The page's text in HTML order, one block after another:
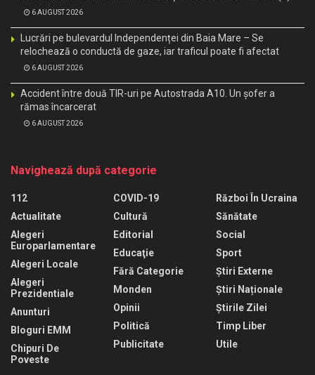
6 AUGUST 2026
Lucrări pe bulevardul Independenței din Baia Mare – Se
relochează o conductă de gaze, iar traficul poate fi afectat
6 AUGUST 2026
Accident între două TIR-uri pe Autostrada A10. Un șofer a
rămas încarcerat
6 AUGUST 2026
Navighează după categorie
112
Actualitate
Alegeri
Europarlamentare
Alegeri Locale
Alegeri
Prezidentiale
Anunturi
Bloguri EMM
Chipuri De
Poveste
COVID-19
Cultură
Editorial
Educaţie
Fără Categorie
Monden
Opinii
Politică
Publicitate
Război În Ucraina
Sănătate
Social
Sport
Știri Externe
Știri Naționale
Știrile Zilei
Timp Liber
Utile